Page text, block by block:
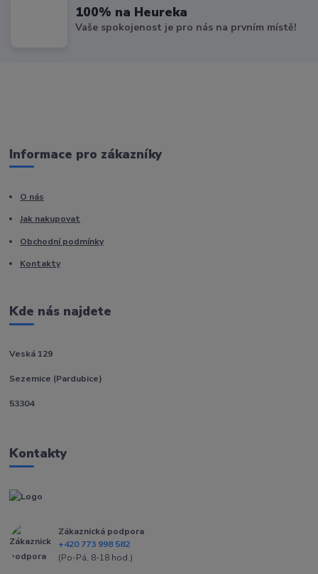
100% na Heureka
Vaše spokojenost je pro nás na prvním místě!
Informace pro zákazníky
O nás
Jak nakupovat
Obchodní podmínky
Kontakty
Kde nás najdete
Veská 129
Sezemice (Pardubice)
53304
Kontakty
Zákaznická podpora
+420 773 998 582
(Po-Pá, 8-18 hod.)